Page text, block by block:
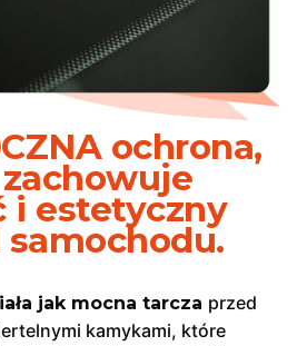
ochrona,
i estetyczny
jak mocna tarcza przed
kamykami, które